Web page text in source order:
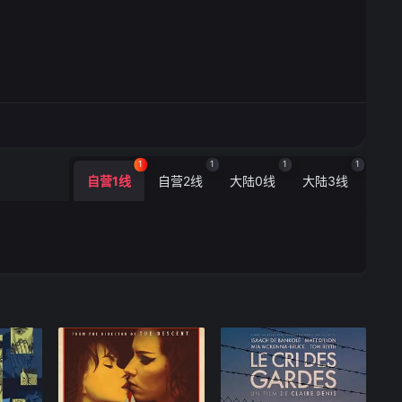
自营1线
1
自营2线
1
大陆0线
1
大陆3线
1